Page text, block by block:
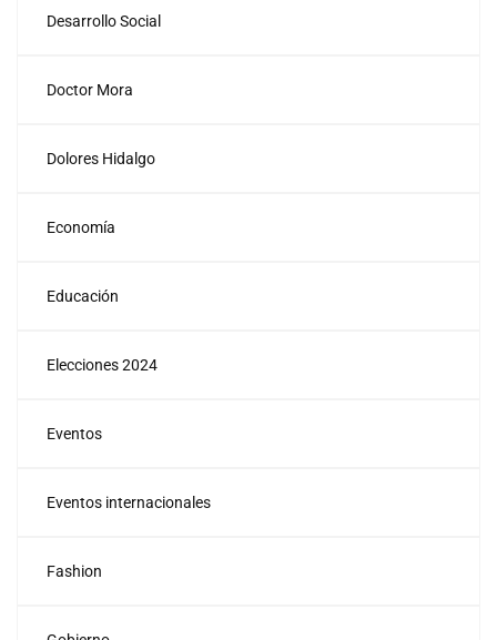
Desarrollo Social
Doctor Mora
Dolores Hidalgo
Economía
Educación
Elecciones 2024
Eventos
Eventos internacionales
Fashion